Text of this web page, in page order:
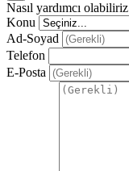
Nasıl yardımcı
Konu
Ad-Soyad
Telefon
E-Posta